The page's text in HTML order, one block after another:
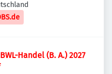
Handel (B. A.) 2027